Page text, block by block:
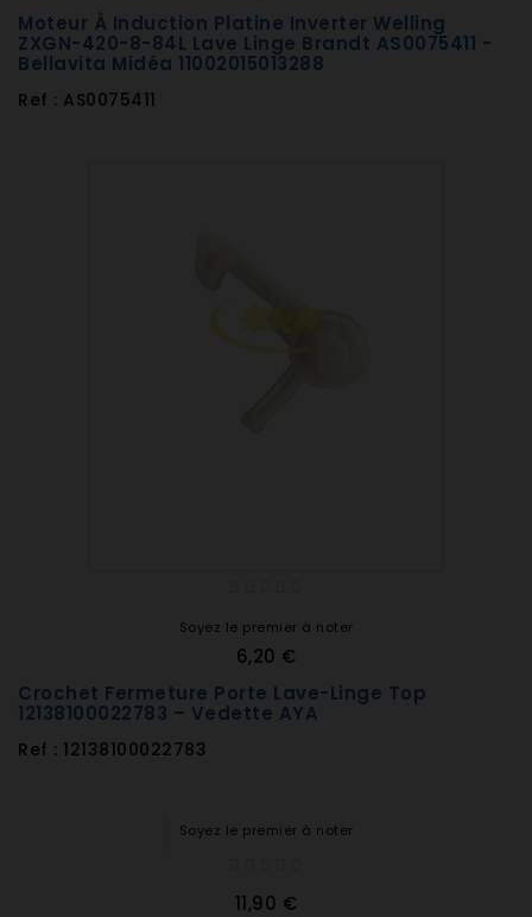
Moteur À Induction Platine Inverter Welling
ZXGN-420-8-84L Lave Linge Brandt AS0075411 -
Bellavita Midéa 11002015013288
Ref : AS0075411
Soyez le premier à noter
6,20 €
Crochet Fermeture Porte Lave-Linge Top
12138100022783 – Vedette AYA
Ref : 12138100022783
Soyez le premier à noter
11,90 €